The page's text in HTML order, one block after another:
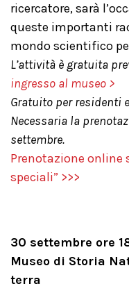
ricercatore, sarà
queste importanti
mondo scientifico
L’attività è gratuita
ingresso al museo >
Gratuito per residenti
Necessaria la
settembre.
Prenotazione online
speciali” >>>
30 settembre ore
Museo di Storia
terra